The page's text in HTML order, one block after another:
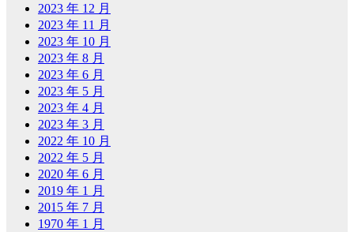
2023 年 12 月
2023 年 11 月
2023 年 10 月
2023 年 8 月
2023 年 6 月
2023 年 5 月
2023 年 4 月
2023 年 3 月
2022 年 10 月
2022 年 5 月
2020 年 6 月
2019 年 1 月
2015 年 7 月
1970 年 1 月